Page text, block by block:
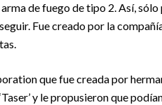
de fuego de tipo 2. Así,
Fue creado por la
que fue creada por
y le propusieron que